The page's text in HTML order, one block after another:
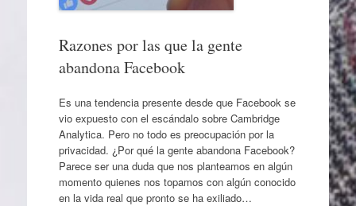
Razones por las que la gente
abandona Facebook
Es una tendencia presente desde que Facebook se
vio expuesto con el escándalo sobre Cambridge
Analytica. Pero no todo es preocupación por la
privacidad. ¿Por qué la gente abandona Facebook?
Parece ser una duda que nos planteamos en algún
momento quienes nos topamos con algún conocido
en la vida real que pronto se ha exiliado…